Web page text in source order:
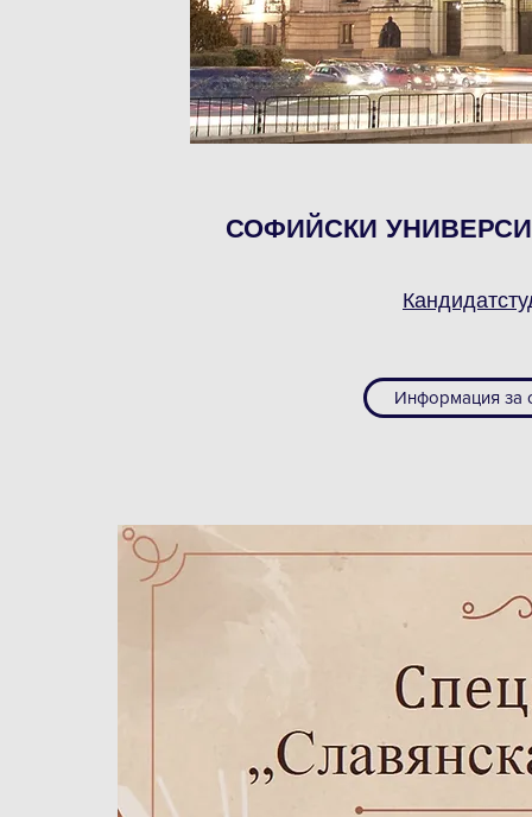
СОФИЙСКИ
Информация за